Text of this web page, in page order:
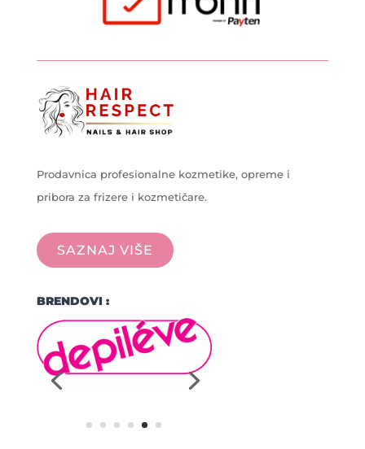
Prodavnica profesionalne kozmetike, opreme i
pribora za frizere i kozmetičare.
SAZNAJ VIŠE
BRENDOVI :